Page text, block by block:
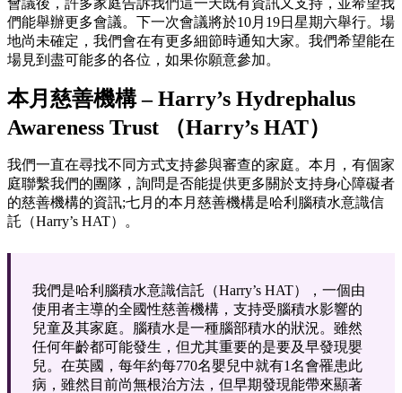
們能舉辦更多會議。下一次會議將於10月19日星期六舉行。場
地尚未確定，我們會在有更多細節時通知大家。我們希望能在
場見到盡可能多的各位，如果你願意參加。
本月慈善機構 – Harry’s Hydrephalus
Awareness Trust （Harry’s HAT）
我們一直在尋找不同方式支持參與審查的家庭。本月，有個家
庭聯繫我們的團隊，詢問是否能提供更多關於支持身心障礙者
的慈善機構的資訊;七月的本月慈善機構是哈利腦積水意識信
託（Harry’s HAT）。
我們是哈利腦積水意識信託（Harry’s HAT），一個由
使用者主導的全國性慈善機構，支持受腦積水影響的
兒童及其家庭。腦積水是一種腦部積水的狀況。雖然
任何年齡都可能發生，但尤其重要的是要及早發現嬰
兒。在英國，每年約每770名嬰兒中就有1名會罹患此
病，雖然目前尚無根治方法，但早期發現能帶來顯著